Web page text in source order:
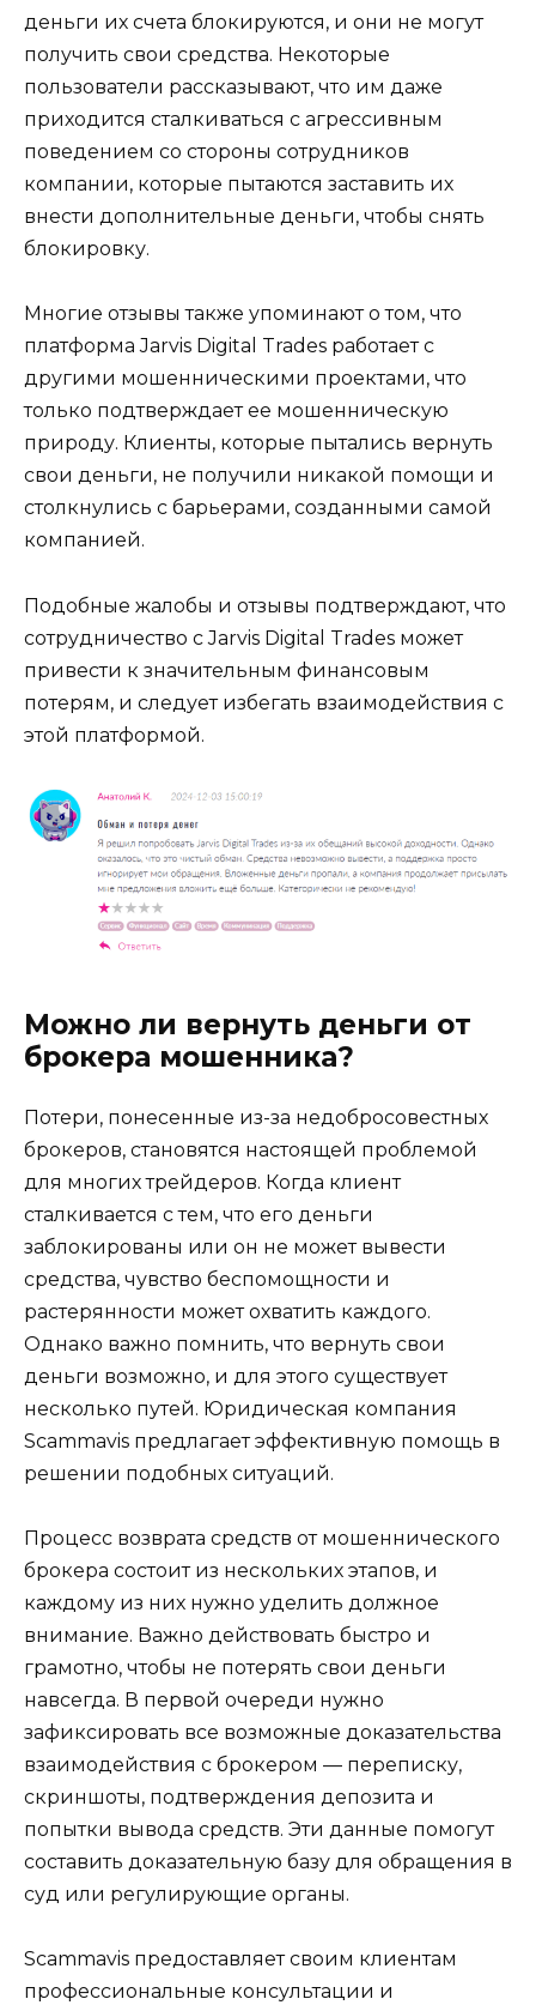
деньги их счета блокируются, и они не могут
получить свои средства. Некоторые
пользователи рассказывают, что им даже
приходится сталкиваться с агрессивным
поведением со стороны сотрудников
компании, которые пытаются заставить их
внести дополнительные деньги, чтобы снять
блокировку.
Многие отзывы также упоминают о том, что
платформа Jarvis Digital Trades работает с
другими мошенническими проектами, что
только подтверждает ее мошенническую
природу. Клиенты, которые пытались вернуть
свои деньги, не получили никакой помощи и
столкнулись с барьерами, созданными самой
компанией.
Подобные жалобы и отзывы подтверждают, что
сотрудничество с Jarvis Digital Trades может
привести к значительным финансовым
потерям, и следует избегать взаимодействия с
этой платформой.
Можно ли вернуть деньги от
брокера мошенника?
Потери, понесенные из-за недобросовестных
брокеров, становятся настоящей проблемой
для многих трейдеров. Когда клиент
сталкивается с тем, что его деньги
заблокированы или он не может вывести
средства, чувство беспомощности и
растерянности может охватить каждого.
Однако важно помнить, что вернуть свои
деньги возможно, и для этого существует
несколько путей. Юридическая компания
Scammavis предлагает эффективную помощь в
решении подобных ситуаций.
Процесс возврата средств от мошеннического
брокера состоит из нескольких этапов, и
каждому из них нужно уделить должное
внимание. Важно действовать быстро и
грамотно, чтобы не потерять свои деньги
навсегда. В первой очереди нужно
зафиксировать все возможные доказательства
взаимодействия с брокером — переписку,
скриншоты, подтверждения депозита и
попытки вывода средств. Эти данные помогут
составить доказательную базу для обращения в
суд или регулирующие органы.
Scammavis предоставляет своим клиентам
профессиональные консультации и